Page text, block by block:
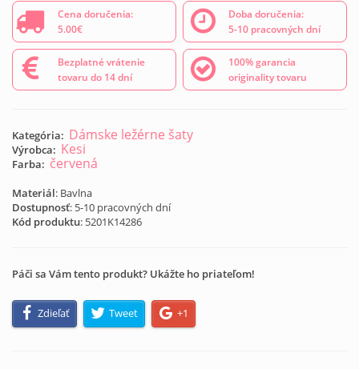
Cena doručenia:
5.00€
Doba doručenia:
5-10 pracovných dní
Bezplatné vrátenie
tovaru do 14 dní
100% garancia
originality tovaru
Kategória: Dámske ležérne šaty
Výrobca: Kesi
Farba: červená
Materiál: Bavlna
Dostupnosť: 5-10 pracovných dní
Kód produktu: 5201K14286
Páči sa Vám tento produkt? Ukážte ho priateľom!
Zdieľať Tweet +1